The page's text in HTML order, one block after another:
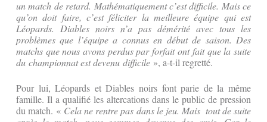
un match de retard. Mathématiquement c’est difficile. Mais ce
qu’on doit faire, c’est féliciter la meilleure équipe qui est
Léopards. Diables noirs n’a pas démérité avec tous les
problèmes que l’équipe a connus en début de saison. Des
matchs que nous avons perdus par forfait ont fait que la suite
du championnat est devenu difficile », a-t-il regretté.
Pour lui, Léopards et Diables noirs font parie de la même
famille. Il a qualifié les altercations dans le public de pression
du match. « Cela ne rentre pas dans le jeu. Mais tout de suite